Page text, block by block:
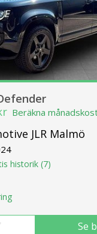
Beräkna
JLR Malmö
historik (7)
Se